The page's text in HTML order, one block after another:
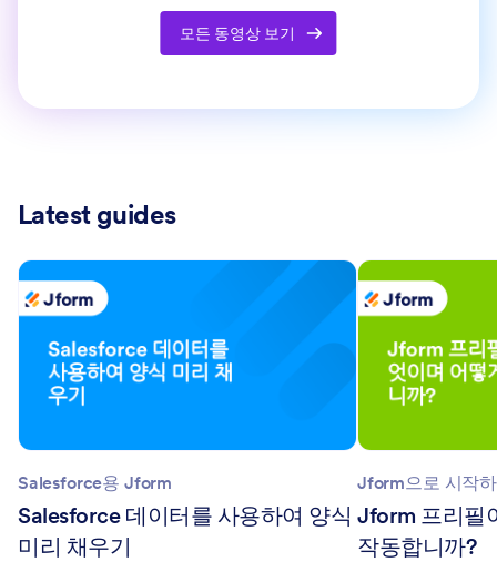
모든 동영상 보기
Latest guides
Salesforce용 Jform
Salesforce 데이터를 사용하여 양식
미리 채우기
Jform으로 시작
Jform 프리필
작동합니까?